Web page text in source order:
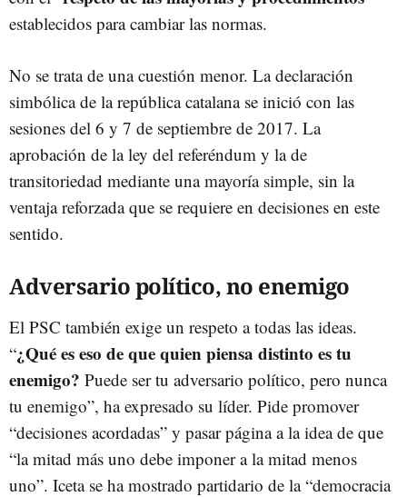
establecidos para cambiar las normas.
No se trata de una cuestión menor. La declaración
simbólica de la república catalana se inició con las
sesiones del 6 y 7 de septiembre de 2017. La
aprobación de la ley del referéndum y la de
transitoriedad mediante una mayoría simple, sin la
ventaja reforzada que se requiere en decisiones en este
sentido.
Adversario político, no enemigo
El PSC también exige un respeto a todas las ideas.
“¿Qué es eso de que quien piensa distinto es tu
enemigo? Puede ser tu adversario político, pero nunca
tu enemigo”, ha expresado su líder. Pide promover
“decisiones acordadas” y pasar página a la idea de que
“la mitad más uno debe imponer a la mitad menos
uno”. Iceta se ha mostrado partidario de la “democracia